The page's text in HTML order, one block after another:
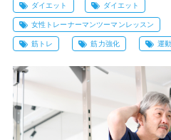
ダイエット ダイエット
女性トレーナーマンツーマンレッスン
筋トレ 筋力強化 運